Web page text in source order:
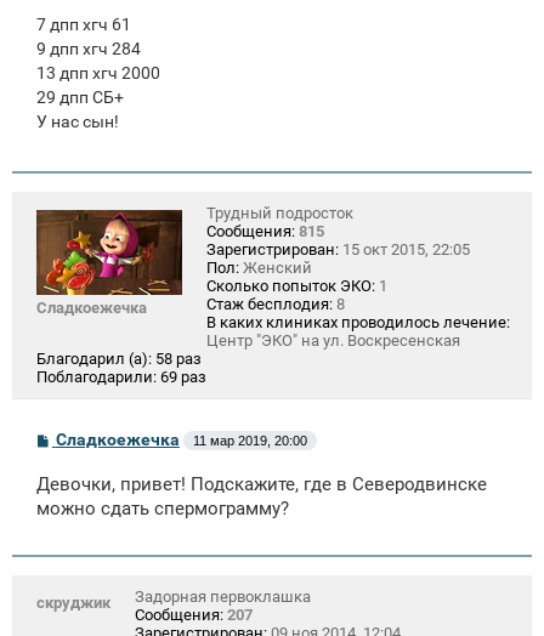
7 дпп хгч 61
9 дпп хгч 284
13 дпп хгч 2000
29 дпп СБ+
У нас сын!
Сладкоежечка
Трудный подросток
Сообщения: 815
Зарегистрирован: 15 окт 2015, 22:05
Пол: Женский
Сколько попыток ЭКО: 1
Стаж бесплодия: 8
В каких клиниках проводилось лечение:
Центр "ЭКО" на ул. Воскресенская
Благодарил (а): 58 раз
Поблагодарили: 69 раз
С
о
б
щ
и
Сладкоежечка 11 мар 2019, 20:00
Девочки, привет! Подскажите, где в Северодвинске
можно сдать спермограмму?
скруджик
Задорная первоклашка
Сообщения: 207